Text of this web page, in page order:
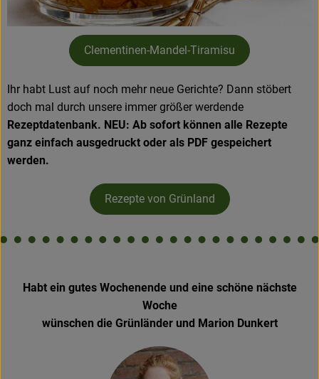
Clementinen-Mandel-Tiramisu
Ihr habt Lust auf noch mehr neue Gerichte? Dann stöbert
doch mal durch unsere immer größer werdende
Rezeptdatenbank. NEU: Ab sofort können alle Rezepte
ganz einfach ausgedruckt oder als PDF gespeichert
werden.
Rezepte von Grünland
Habt ein gutes Wochenende und eine schöne nächste
Woche
wünschen die Grünländer und Marion Dunkert